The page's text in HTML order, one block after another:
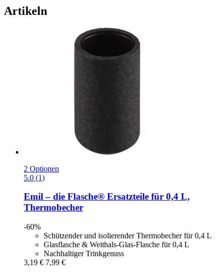
Artikeln
2 Optionen
5.0 (1)
Emil – die Flasche® Ersatzteile für 0,4 L,
Thermobecher
-60%
Schützender und isolierender Thermobecher für 0,4 L
Glasflasche & Weithals-Glas-Flasche für 0,4 L
Nachhaltiger Trinkgenuss
3,19 € 7,99 €